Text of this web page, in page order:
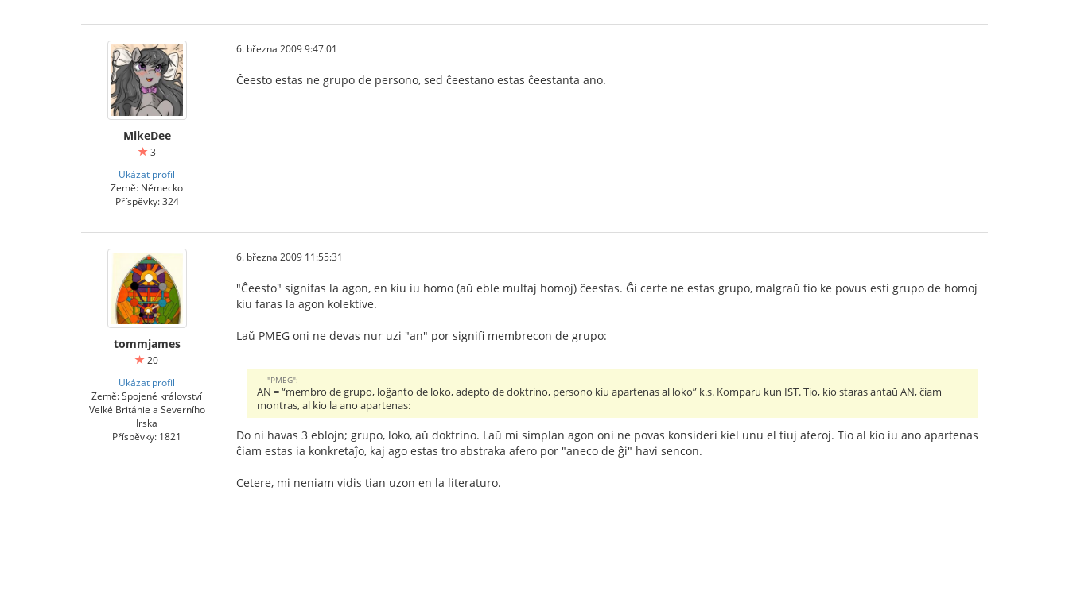
MikeDee
3
Ukázat profil
Země: Německo
Příspěvky: 324
6. března 2009 9:47:01
Ĉeesto estas ne grupo de persono, sed ĉeestano estas ĉeestanta ano.
tommjames
20
Ukázat profil
Země: Spojené království
Velké Británie a Severního
Irska
Příspěvky: 1821
6. března 2009 11:55:31
"Ĉeesto" signifas la agon, en kiu iu homo (aŭ eble multaj homoj) ĉeestas. Ĝi certe ne estas grupo, malgraŭ tio ke povus esti grupo de homoj
kiu faras la agon kolektive.
Laŭ PMEG oni ne devas nur uzi "an" por signifi membrecon de grupo:
"PMEG":
AN = “membro de grupo, loĝanto de loko, adepto de doktrino, persono kiu apartenas al loko” k.s. Komparu kun IST. Tio, kio staras antaŭ AN, ĉiam
montras, al kio la ano apartenas:
Do ni havas 3 eblojn; grupo, loko, aŭ doktrino. Laŭ mi simplan agon oni ne povas konsideri kiel unu el tiuj aferoj. Tio al kio iu ano apartenas
ĉiam estas ia konkretaĵo, kaj ago estas tro abstraka afero por "aneco de ĝi" havi sencon.
Cetere, mi neniam vidis tian uzon en la literaturo.